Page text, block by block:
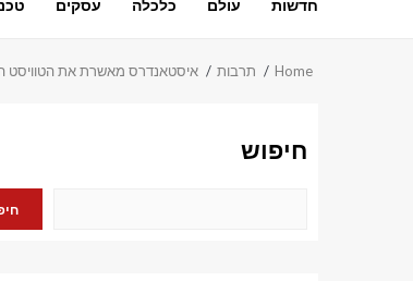
חדשות עולם כלכלה עסקים
Home תרבות איסטאנדרס מאשרת את הטוויסט
חיפוש